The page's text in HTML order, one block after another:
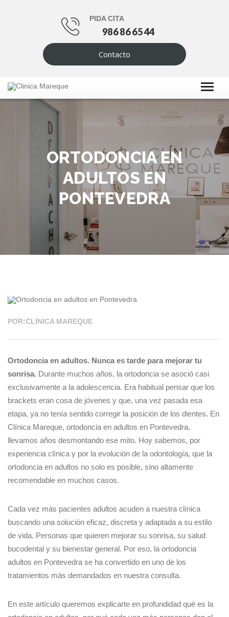
PIDA CITA
986 86 65 44
Contacto
ORTODONCIA EN
ADULTOS EN
PONTEVEDRA
POR:CLÍNICA MAREQUE
Ortodoncia en adultos. Nunca es tarde para mejorar tu
sonrisa. Durante muchos años, la ortodoncia se asoció casi
exclusivamente a la adolescencia. Era habitual pensar que los
brackets eran cosa de jóvenes y que, una vez pasada esa
etapa, ya no tenía sentido corregir la posición de los dientes. En
Clínica Mareque, ortodoncia en adultos en Pontevedra,
llevamos años desmontando ese mito. Hoy sabemos, por
experiencia clínica y por la evolución de la odontología, que la
ortodoncia en adultos no solo es posible, sino altamente
recomendable en muchos casos.
Cada vez más pacientes adultos acuden a nuestra clínica
buscando una solución eficaz, discreta y adaptada a su estilo
de vida. Personas que quieren mejorar su sonrisa, su salud
bucodental y su bienestar general. Por eso, la ortodoncia
adultos en Pontevedra se ha convertido en uno de los
tratamientos más demandados en nuestra consulta.
En este artículo queremos explicarte en profundidad qué es la